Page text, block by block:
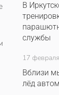
В
службы
17
Вблизи
лёд